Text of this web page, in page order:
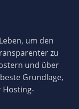
um den
zu
und über
Grundlage,
Hosting-